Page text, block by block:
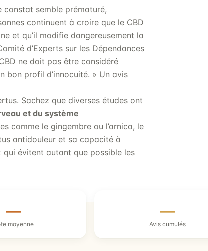
semble prématuré,
continuent à croire que le CBD
et qu’il modifie dangereusement la
d’Experts sur les Dépendances
ne doit pas être considéré
bon profil d’innocuité. » Un avis
Sachez que diverses études ont
et du système
comme le gingembre ou l’arnica, le
antidouleur et sa capacité à
qui évitent autant que possible les
—
moyenne
—
Avis cumulés